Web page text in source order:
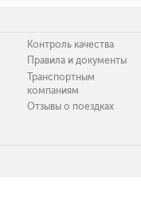
Контроль качества
Правила и документы
Транспортным
компаниям
Отзывы о поездках